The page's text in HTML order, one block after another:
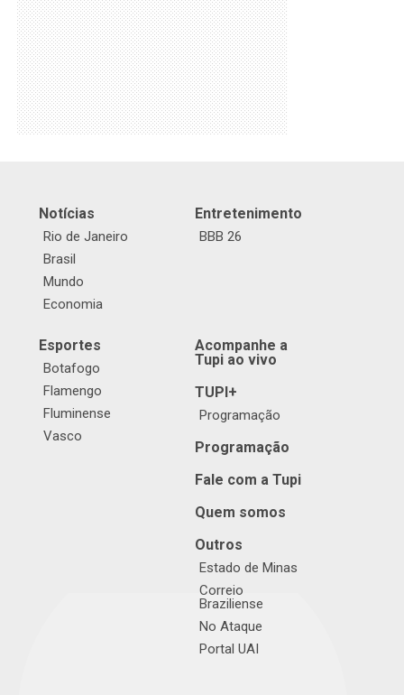
Notícias
Rio de Janeiro
Brasil
Mundo
Economia
Entretenimento
BBB 26
Esportes
Botafogo
Flamengo
Fluminense
Vasco
Acompanhe a
Tupi ao vivo
TUPI+
Programação
Programação
Fale com a Tupi
Quem somos
Outros
Estado de Minas
Correio
Braziliense
No Ataque
Portal UAI